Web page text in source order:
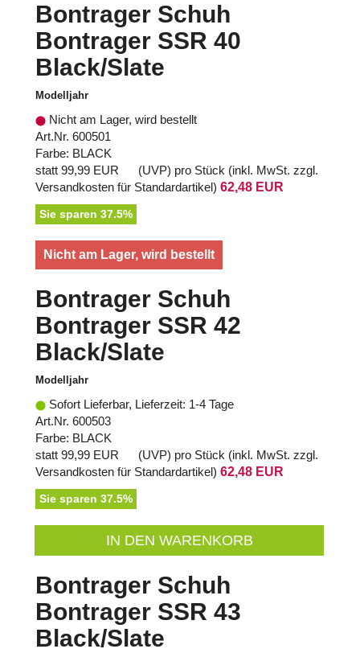
Bontrager Schuh
Bontrager SSR 40
Black/Slate
Modelljahr
Nicht am Lager, wird bestellt
Art.Nr. 600501
Farbe: BLACK
statt 99,99 EUR (UVP) pro Stück (inkl. MwSt. zzgl.
Versandkosten für Standardartikel) 62,48 EUR
Sie sparen 37.5%
Nicht am Lager, wird bestellt
Bontrager Schuh
Bontrager SSR 42
Black/Slate
Modelljahr
Sofort Lieferbar, Lieferzeit: 1-4 Tage
Art.Nr. 600503
Farbe: BLACK
statt 99,99 EUR (UVP) pro Stück (inkl. MwSt. zzgl.
Versandkosten für Standardartikel) 62,48 EUR
Sie sparen 37.5%
IN DEN WARENKORB
Bontrager Schuh
Bontrager SSR 43
Black/Slate